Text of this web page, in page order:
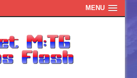
MENU